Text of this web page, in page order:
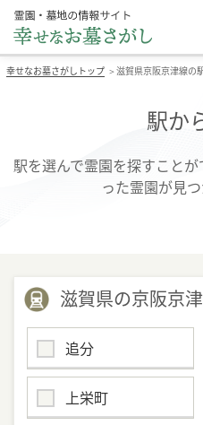
幸せなお墓さがしトップ ＞ 滋賀県京阪京津線の
駅か
駅を選んで霊園を探すことが
った霊園が見
滋賀県の京阪京
追分
上栄町